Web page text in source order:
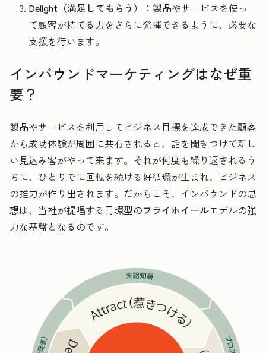
Delight（満足してもらう）
：製品やサービスを使っ
て顧客が持てる力をさらに発揮できるように、必要な
支援を行います。
インバウンドマーケティングはなぜ重
要？
製品やサービスを利用してビジネス目標を達成できた顧客
から成功体験が周囲に共有されると、話を聞きつけて新し
い見込み客がやって来ます。それが何度も繰り返されるう
ちに、ひとりでに回転を続ける好循環が生まれ、ビジネス
の推力が作り出されます。だからこそ、インバウンドの思
想は、当社が提唱する円環型のフライホイールモデルの強
力な基盤となるのです。